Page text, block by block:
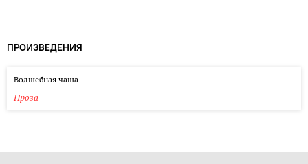
ПРОИЗВЕДЕНИЯ
Волшебная чаша
Проза